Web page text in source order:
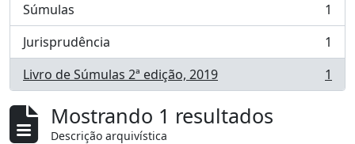
Súmulas
, 1 resultados
1
Jurisprudência
, 1 resultados
1
Livro de Súmulas 2ª edição, 2019
, 1 resultados 1
Mostrando 1 resultados
Descrição arquivística